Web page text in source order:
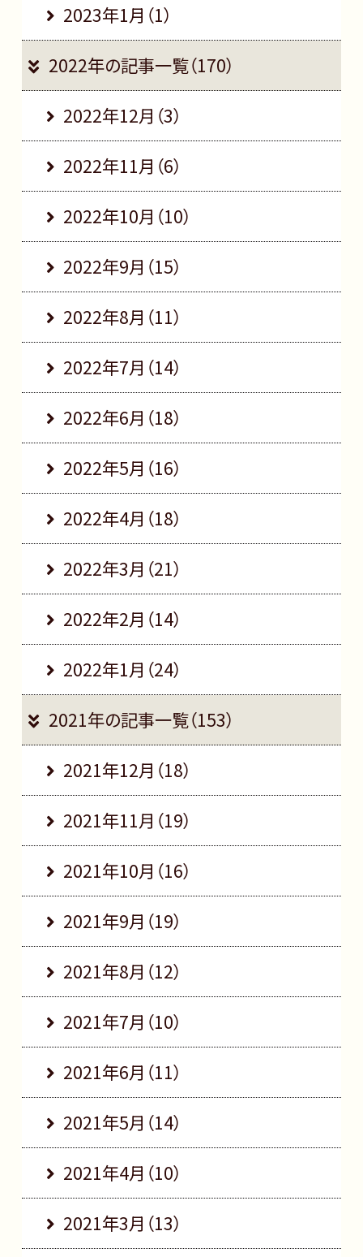
2023年1月（1）
2022年の記事一覧（170）
2022年12月（3）
2022年11月（6）
2022年10月（10）
2022年9月（15）
2022年8月（11）
2022年7月（14）
2022年6月（18）
2022年5月（16）
2022年4月（18）
2022年3月（21）
2022年2月（14）
2022年1月（24）
2021年の記事一覧（153）
2021年12月（18）
2021年11月（19）
2021年10月（16）
2021年9月（19）
2021年8月（12）
2021年7月（10）
2021年6月（11）
2021年5月（14）
2021年4月（10）
2021年3月（13）